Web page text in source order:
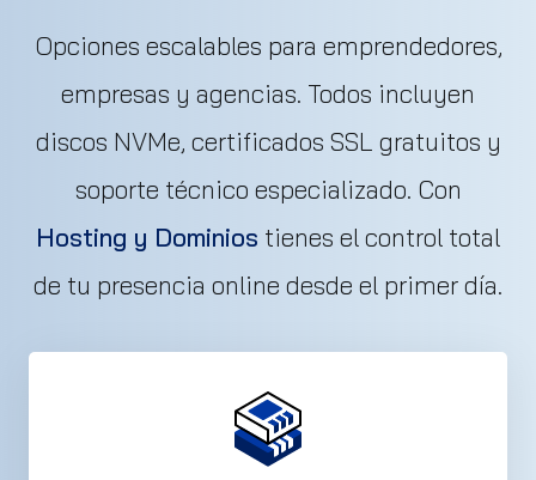
Opciones escalables para emprendedores,
empresas y agencias. Todos incluyen
discos NVMe, certificados SSL gratuitos y
soporte técnico especializado. Con
Hosting y Dominios tienes el control total
de tu presencia online desde el primer día.